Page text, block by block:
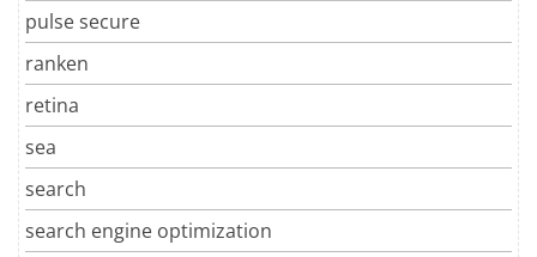
pulse secure
ranken
retina
sea
search
search engine optimization